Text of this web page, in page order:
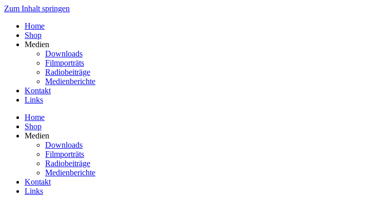
Zum Inhalt springen
Home
Shop
Medien
Downloads
Filmporträts
Radiobeiträge
Medienberichte
Kontakt
Links
Home
Shop
Medien
Downloads
Filmporträts
Radiobeiträge
Medienberichte
Kontakt
Links